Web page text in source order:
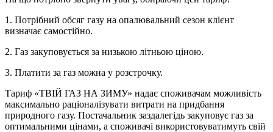
1. Потрібний обсяг газу на опалювальний сезон клієнт
визначає самостійно.
2. Газ закуповується за низькою літньою ціною.
3. Платити за газ можна у розстрочку.
Тариф «ТВІЙ ГАЗ НА ЗИМУ» надає споживачам можливість
максимально раціоналізувати витрати на придбання
природного газу. Постачальник заздалегідь закуповує газ за
оптимальними цінами, а споживачі використовуватимуть свій